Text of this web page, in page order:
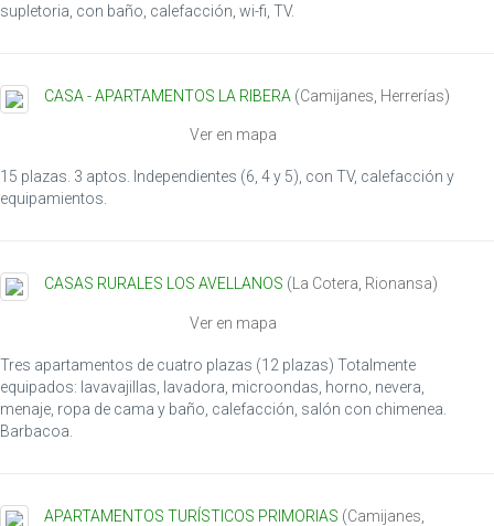
supletoria, con baño, calefacción, wi-fi, TV.
CASA - APARTAMENTOS LA RIBERA (Camijanes Herrerías)
Ver en mapa
15 plazas. 3 aptos. Independientes (6, 4 y 5), con TV, calefacción y
equipamientos.
CASAS RURALES LOS AVELLANOS ( La Cotera Rionansa)
Ver en mapa
Tres apartamentos de cuatro plazas (12 plazas) Totalmente
equipados: lavavajillas, lavadora, microondas, horno, nevera,
menaje, ropa de cama y baño, calefacción, salón con chimenea.
Barbacoa.
APARTAMENTOS TURÍSTICOS PRIMORIAS (Camijanes